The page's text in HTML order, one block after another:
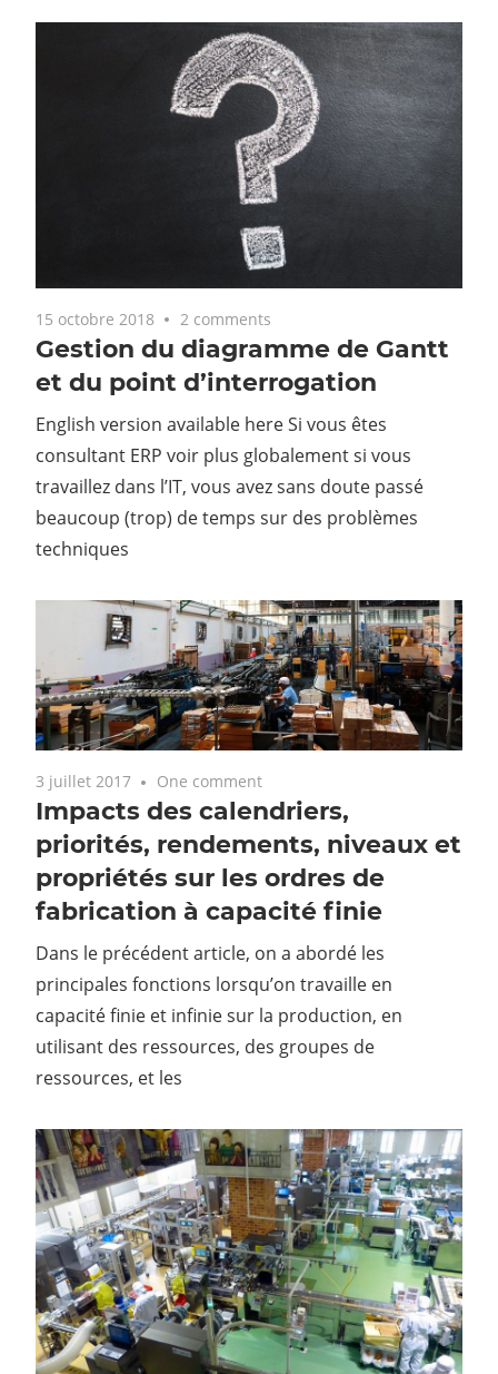
15 octobre 2018 2 comments
Gestion du diagramme de Gantt
et du point d’interrogation
English version available here Si vous êtes
consultant ERP voir plus globalement si vous
travaillez dans l’IT, vous avez sans doute passé
beaucoup (trop) de temps sur des problèmes
techniques
3 juillet 2017 One comment
Impacts des calendriers,
priorités, rendements, niveaux et
propriétés sur les ordres de
fabrication à capacité finie
Dans le précédent article, on a abordé les
principales fonctions lorsqu’on travaille en
capacité finie et infinie sur la production, en
utilisant des ressources, des groupes de
ressources, et les